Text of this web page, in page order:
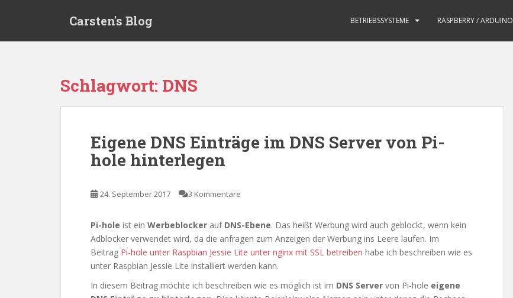
Carsten's Blog BETRIEBSSYSTEME RASPBERRY / ARDUINO
Schlagwort: DNS
Eigene DNS Einträge im DNS Server von Pi-
hole hinterlegen
24. September 2017 3 Kommentare
Pi-hole ist ein Werbeblocker auf DNS-Ebene. Das heißt Werbung wird auch geblockt, wenn kein
Adblocker verwendet wird, da die anfragen zum Anzeigen der Werbung ins Leere laufen. Im
Beitrag Pi-hole unter Raspbian Jessie Lite unter nginx mit SSL betreiben habe ich beschreiben wie es
unter Raspbian Jessie Lite installiert werden kann.
In diesem Beitrag möchte ich beschreiben wie es möglich ist im DNS Server von Pi-hole eigene